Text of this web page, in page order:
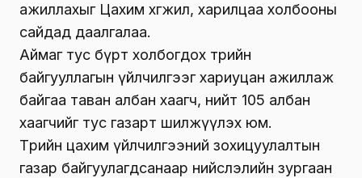
ажиллахыг Цахим хөгжил, харилцаа холбооны
сайдад даалгалаа.
Аймаг тус бүрт холбогдох төрийн
байгууллагын үйлчилгээг хариуцан ажиллаж
байгаа таван албан хаагч, нийт 105 албан
хаагчийг тус газарт шилжүүлэх юм.
Төрийн цахим үйлчилгээний зохицуулалтын
газар байгуулагдсанаар нийслэлийн зургаан